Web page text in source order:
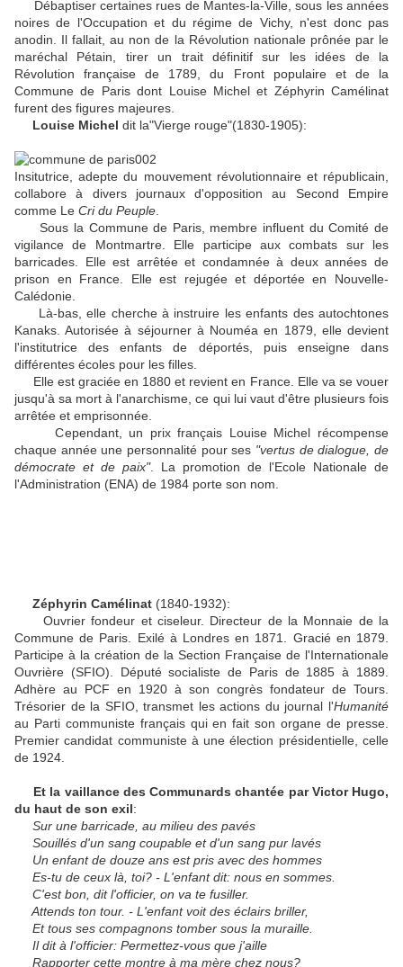
Débaptiser certaines rues de Mantes-la-Ville, sous les années
noires de l'Occupation et du régime de Vichy, n'est donc pas
anodin. Il fallait, au non de la Révolution nationale prônée par le
maréchal Pétain, tirer un trait définitif sur les idées de la
Révolution française de 1789, du Front populaire et de la
Commune de Paris dont Louise Michel et Zéphyrin Camélinat
furent des figures majeures.
Louise Michel dit la"Vierge rouge"(1830-1905):
Insitutrice, adepte du mouvement révolutionnaire et républicain,
collabore à divers journaux d'opposition au Second Empire
comme Le Cri du Peuple
Sous la Commune de Paris, membre influent du Comité de
vigilance de Montmartre. Elle participe aux combats sur les
barricades. Elle est arrêtée et condamnée à deux années de
prison en France. Elle est rejugée et déportée en Nouvelle-
Calédonie.
Là-bas, elle cherche à instruire les enfants des autochtones
Kanaks. Autorisée à séjourner à Nouméa en 1879, elle devient
l'institutrice des enfants de déportés, puis enseigne dans
différentes écoles pour les filles.
Elle est graciée en 1880 et revient en France. Elle va se vouer
jusqu'à sa mort à l'anarchisme, ce qui lui vaut d'être plusieurs fois
arrêtée et emprisonnée.
Cependant, un prix français Louise Michel récompense
chaque année une personnalité pour ses "vertus de dialogue, de
démocrate et de paix". La promotion de l'Ecole Nationale de
l'Administration (ENA) de 1984 porte son nom.
Zéphyrin Camélinat (1840-1932):
Ouvrier fondeur et ciseleur. Directeur de la Monnaie de la
Commune de Paris. Exilé à Londres en 1871. Gracié en 1879.
Participe à la création de la Section Française de l'Internationale
Ouvrière (SFIO). Député socialiste de Paris de 1885 à 1889.
Adhère au PCF en 1920 à son congrès fondateur de Tours.
Trésorier de la SFIO, transmet les actions du journal l'Humanité
au Parti communiste français qui en fait son organe de presse.
Premier candidat communiste à une élection présidentielle, celle
de 1924.
Et la vaillance des Communards chantée par Victor Hugo,
du haut de son exil:
Sur une barricade, au milieu des pavés
Souillés d'un sang coupable et d'un sang pur lavés
Un enfant de douze ans est pris avec des hommes
Es-tu de ceux là, toi? - L'enfant dit: nous en sommes.
C'est bon, dit l'officier, on va te fusiller.
Attends ton tour. - L'enfant voit des éclairs briller,
Et tous ses compagnons tomber sous la muraille.
Il dit à l'officier: Permettez-vous que j'aille
Rapporter cette montre à ma mère chez nous?